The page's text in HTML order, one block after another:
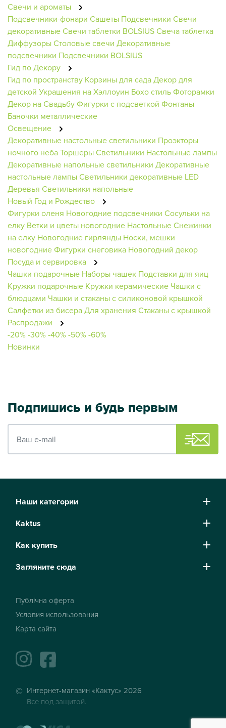
Свечи и ароматы
Подсвечники-фонари Сашеты Подсвечники Свечи
декоративныеСвечи таблетки BOLSIUSСвеча таблетка
ДиффузорыСтоловые свечи Декоративные
подсвечники Подсвечники BOLSIUS
Гид по Декору
Гид по пространству Корзины для садаДекор для
детской Украшения на Хэллоуин Бохо стильФоторамки
Декор на СвадьбуФигурки с подсветкой Фонтаны
Баночки металлические
Освещение
Декоративные настольные светильники Проэкторы
ночного небаТоршерыСветильники Настольные лампы
Декоративные напольные светильники Декоративные
настольные лампыСветильники декоративные LED
Деревья Светильники напольные
Новый Год и Рождество
Фигурки оленя Новогодние подсвечники Сосульки на
елку Ветки и цветы новогодние НастольныеСнежинки
на елку Новогодние гирлянды Носки, мешки
новогодниеФигурки снеговика Новогодний декор
Посуда и сервировка
Чашки подарочные Наборы чашек Подставки для яиц
Кружки подарочные Кружки керамические Чашки с
блюдцами Чашки и стаканы с силиконовой крышкой
Салфетки из бисераДля хранения Стаканы с крышкой
Распродажи
-20%-30%-40%-50%-60%
Новинки
Подпишись и будь первым
Наши категории
Kaktus
Как купить
Загляните сюда
Публічна оферта
Условия использования
Карта сайта
instagramfacebook
Интернет-магазин «Кактус» 2026
Все под защитой.